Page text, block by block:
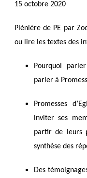
15 octobre 2020
Plénière de PE par
ou lire les textes des
Pourquoi
parler à
Promesses
inviter ses
partir de leurs
synthèse des
Des